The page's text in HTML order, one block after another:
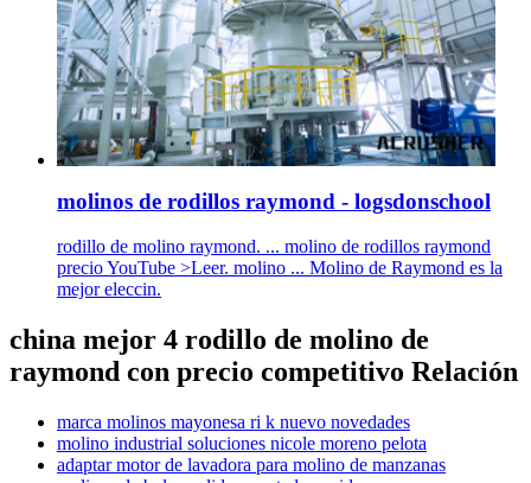
molinos de rodillos raymond - logsdonschool
rodillo de molino raymond. ... molino de rodillos raymond
precio YouTube >Leer. molino ... Molino de Raymond es la
mejor eleccin.
china mejor 4 rodillo de molino de
raymond con precio competitivo Relación
marca molinos mayonesa ri k nuevo novedades
molino industrial soluciones nicole moreno pelota
adaptar motor de lavadora para molino de manzanas